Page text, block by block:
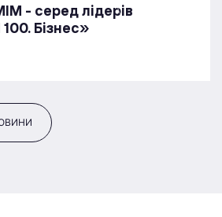
- серед лідерів
Бізнес»